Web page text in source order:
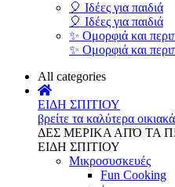
🎈 Ιδέες για παιδιά
🎈 Ιδέες για παιδιά
✨ Ομορφιά και
✨ Ομορφιά και
All categories
ΕΙΔΗ ΣΠΙΤΙΟΥ
βρείτε τα καλύτερα
ΔΕΣ ΜΕΡΙΚΑ ΑΠΌ ΤΑ
ΕΙΔΗ ΣΠΙΤΙΟΥ
Μικροσυσκευές
Fun Cooking